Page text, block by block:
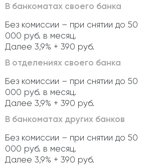
В банкоматах своего банка
Без комиссии – при снятии до 50
000 руб. в месяц.
Далее 3,9% + 390 руб.
В отделениях своего банка
Без комиссии – при снятии до 50
000 руб. в месяц.
Далее 3,9% + 390 руб.
В банкоматах других банков
Без комиссии – при снятии до 50
000 руб. в месяц.
Далее 3,9% + 390 руб.